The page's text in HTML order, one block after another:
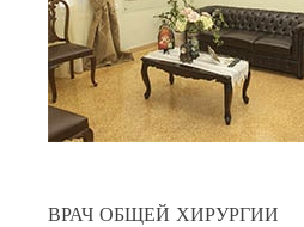
ВРАЧ ОБЩЕЙ ХИРУРГИИ